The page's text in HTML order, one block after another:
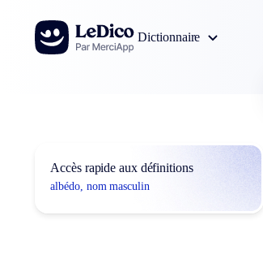
Aller au contenu
Dictionnaire
Accès rapide aux définitions
albédo, nom masculin